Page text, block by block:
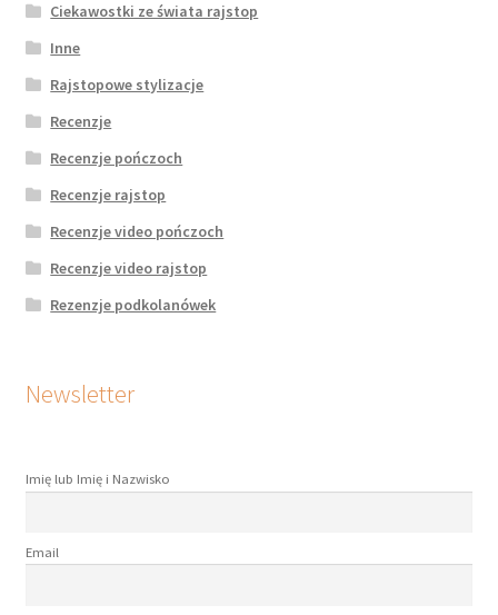
Ciekawostki ze świata rajstop
Inne
Rajstopowe stylizacje
Recenzje
Recenzje pończoch
Recenzje rajstop
Recenzje video pończoch
Recenzje video rajstop
Rezenzje podkolanówek
Newsletter
Imię lub Imię i Nazwisko
Email